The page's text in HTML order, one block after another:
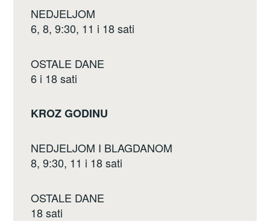
NEDJELJOM
6, 8, 9:30, 11 i 18 sati
OSTALE DANE
6 i 18 sati
KROZ GODINU
NEDJELJOM I BLAGDANOM
8, 9:30, 11 i 18 sati
OSTALE DANE
18 sati